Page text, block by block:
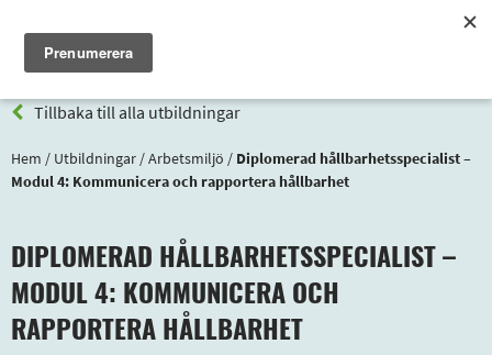
Meny
Tillbaka till alla utbildningar
Hem / Utbildningar /Arbetsmiljö / Diplomerad hållbarhetsspecialist –
Modul 4: Kommunicera och rapportera hållbarhet
DIPLOMERAD HÅLLBARHETSSPECIALIST –
MODUL 4: KOMMUNICERA OCH
RAPPORTERA HÅLLBARHET